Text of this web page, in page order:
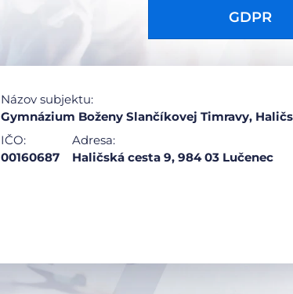
GDPR
Názov subjektu:
Gymnázium Boženy Slančíkovej Timravy,
IČO:
00160687
Adresa:
Haličská cesta 9, 984 03 Lučenec